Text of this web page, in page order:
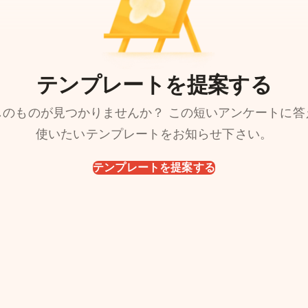
テンプレートを提案する
ものが見つかりませんか？ この短いアンケートに
使いたいテンプレートをお知らせ下さい。
テンプレートを提案する